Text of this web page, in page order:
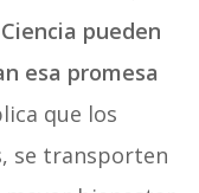
pueden
esa promesa
que los
se transporten